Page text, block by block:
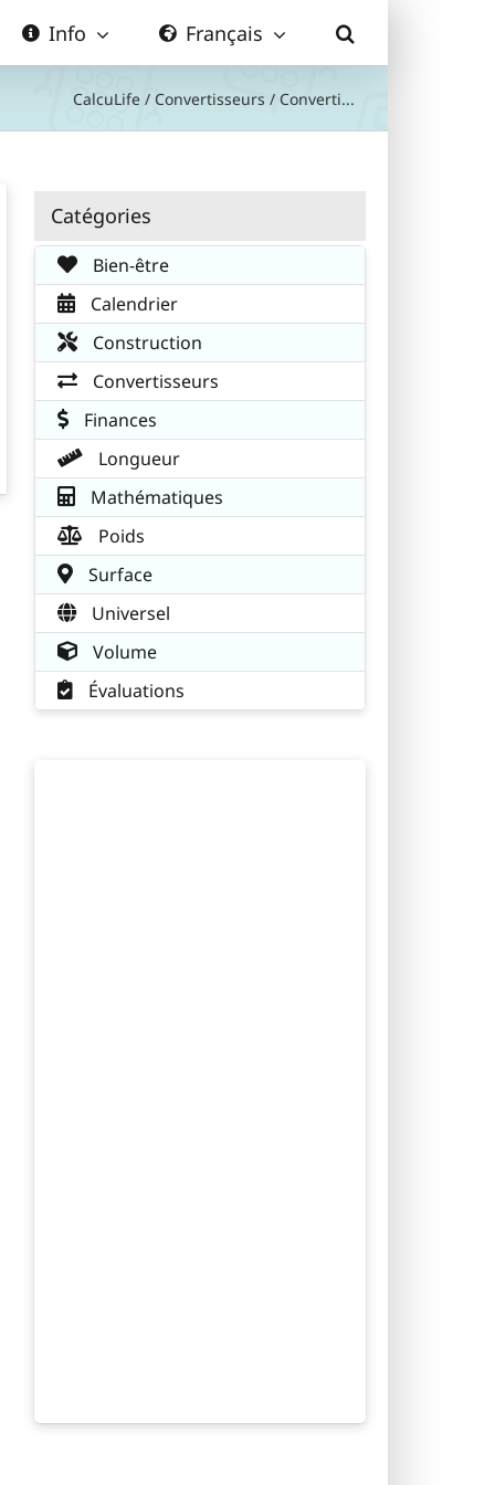
Info Français
CalcuLife / Convertisseurs / Converti...
Catégories
Bien-être
Calendrier
Construction
Convertisseurs
Finances
Longueur
Mathématiques
Poids
Surface
Universel
Volume
Évaluations